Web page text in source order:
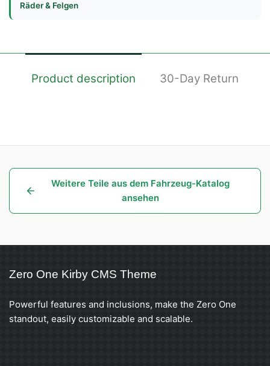
Räder & Felgen
Product description 30-Day Return
Weitere Teile aus dem Fahrzeug-Katalog
ansehen
Zero One Kirby CMS Theme
Powerful features and inclusions, make the Zero One
standout, easily customizable and scalable.